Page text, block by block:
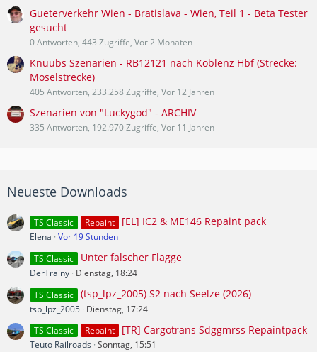
Gueterverkehr Wien - Bratislava - Wien, Teil 1 - Beta Tester
gesucht
0 Antworten, 443 Zugriffe, Vor 2 Monaten
Knuubs Szenarien - RB12121 nach Koblenz Hbf (Strecke:
Moselstrecke)
405 Antworten, 233.258 Zugriffe, Vor 12 Jahren
Szenarien von "Luckygod" - ARCHIV
335 Antworten, 192.970 Zugriffe, Vor 11 Jahren
Neueste Downloads
TS Classic Repaint [EL] IC2 & ME146 Repaint pack
Elena Vor 19 Stunden
TS Classic
Unter falscher Flagge
DerTrainy Dienstag, 18:24
TS Classic (tsp_lpz_2005) S2 nach Seelze (2026)
tsp_lpz_2005
Dienstag, 17:24
TS Classic
Repaint [TR] Cargotrans Sdggmrss Repaintpack
Teuto Railroads Sonntag, 15:51